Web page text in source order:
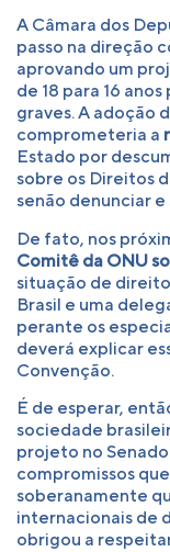
A Câmara dos
passo na direção
aprovando um
de 18 para 16
graves. A adoção
comprometeria a
Estado por
sobre os Direitos
senão denunciar
De fato, nos
Comitê da ONU
situação de
Brasil e uma
perante os
deverá explicar
Convenção.
É de esperar,
sociedade
projeto no
compromissos
soberanamente
internacionais de
obrigou a